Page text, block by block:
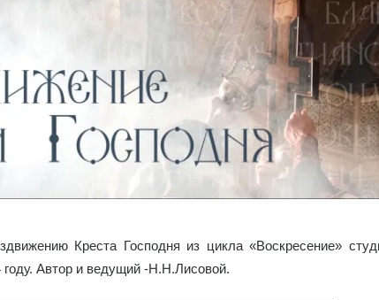
Креста Господня из цикла «Воскресение»
Автор и ведущий -Н.Н.Лисовой.